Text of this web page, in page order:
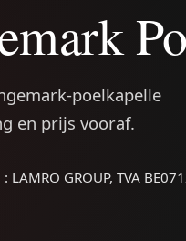
poelkapelle
en prijs vooraf.
GROUP, TVA